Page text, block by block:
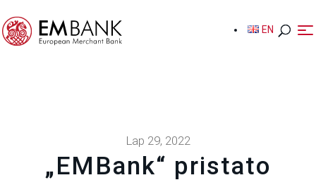
EN
EN
Lap 29, 2022
„EMBank“ pristato